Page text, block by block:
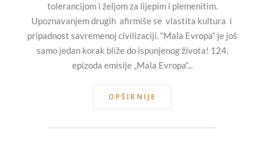
tolerancijom i željom za lijepim i plemenitim.
Upoznavanjem drugih afirmiše se vlastita kultura i
pripadnost savremenoj civilizaciji. “Mala Evropa“ je još
samo jedan korak bliže do ispunjenog života! 124.
epizoda emisije „Mala Evropa“...
OPŠIRNIJE